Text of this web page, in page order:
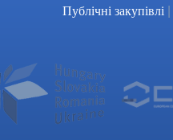
Публічні закупівлі |